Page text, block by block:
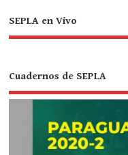
SEPLA en Vivo
Cuadernos de SEPLA